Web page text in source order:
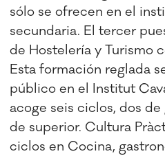
sólo se ofrecen en el
secundaria. El tercer
de Hostelería y Turismo
Esta formación reglada
público en el Institut
acoge seis ciclos, dos
de superior. Cultura
ciclos en Cocina,